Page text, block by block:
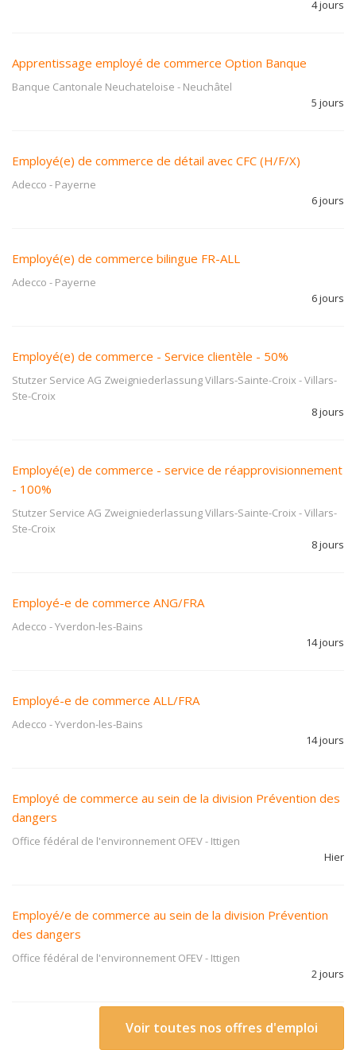
4 jours
Apprentissage employé de commerce Option Banque
Banque Cantonale Neuchateloise - Neuchâtel
5 jours
Employé(e) de commerce de détail avec CFC (H/F/X)
Adecco - Payerne
6 jours
Employé(e) de commerce bilingue FR-ALL
Adecco - Payerne
6 jours
Employé(e) de commerce - Service clientèle - 50%
Stutzer Service AG Zweigniederlassung Villars-Sainte-Croix -Villars-
Ste-Croix
8 jours
Employé(e) de commerce - service de réapprovisionnement
- 100%
Stutzer Service AG Zweigniederlassung Villars-Sainte-Croix -Villars-
Ste-Croix
8 jours
Employé-e de commerce ANG/FRA
Adecco -Yverdon-les-Bains
14 jours
Employé-e de commerce ALL/FRA
Adecco -Yverdon-les-Bains
14 jours
Employé de commerce au sein de la division Prévention des
dangers
Office fédéral de l'environnement OFEV- Ittigen
Hier
Employé/e de commerce au sein de la division Prévention
des dangers
Office fédéral de l'environnement OFEV- Ittigen
2 jours
Voir toutes nos offres d'emploi